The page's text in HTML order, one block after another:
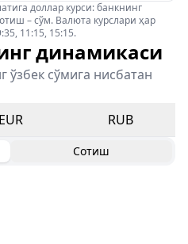
доллар курси: банкнинг
– сўм. Валюта курслари ҳар
11:15, 15:15.
динамикаси
ўзбек сўмига нисбатан
EUR RUB
Сотиш